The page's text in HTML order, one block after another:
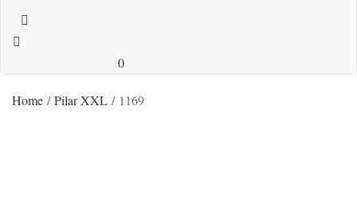
0
Home /Pilar XXL / 1169